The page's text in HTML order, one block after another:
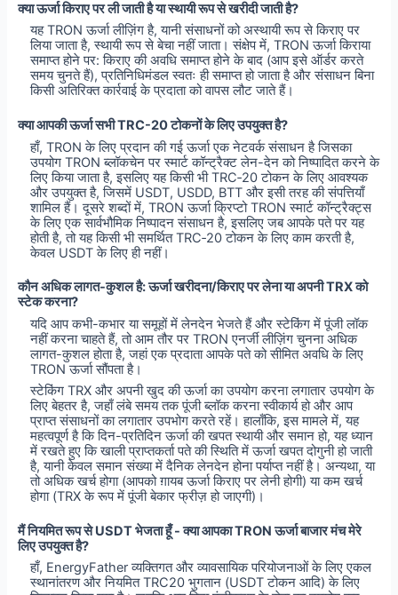
क्या ऊर्जा किराए पर ली जाती है या स्थायी रूप से खरीदी जाती है?
यह TRON ऊर्जा लीज़िंग है, यानी संसाधनों को अस्थायी रूप से किराए पर
लिया जाता है, स्थायी रूप से बेचा नहीं जाता। संक्षेप में, TRON ऊर्जा किराया
समाप्त होने पर: किराए की अवधि समाप्त होने के बाद (आप इसे ऑर्डर करते
समय चुनते हैं), प्रतिनिधिमंडल स्वतः ही समाप्त हो जाता है और संसाधन बिना
किसी अतिरिक्त कार्रवाई के प्रदाता को वापस लौट जाते हैं।
क्या आपकी ऊर्जा सभी TRC-20 टोकनों के लिए उपयुक्त है?
हाँ, TRON के लिए प्रदान की गई ऊर्जा एक नेटवर्क संसाधन है जिसका
उपयोग TRON ब्लॉकचेन पर स्मार्ट कॉन्ट्रैक्ट लेन-देन को निष्पादित करने के
लिए किया जाता है, इसलिए यह किसी भी TRC‑20 टोकन के लिए आवश्यक
और उपयुक्त है, जिसमें USDT, USDD, BTT और इसी तरह की संपत्तियाँ
शामिल हैं। दूसरे शब्दों में, TRON ऊर्जा क्रिप्टो TRON स्मार्ट कॉन्ट्रैक्ट्स
के लिए एक सार्वभौमिक निष्पादन संसाधन है, इसलिए जब आपके पते पर यह
होती है, तो यह किसी भी समर्थित TRC‑20 टोकन के लिए काम करती है,
केवल USDT के लिए ही नहीं।
कौन अधिक लागत-कुशल है: ऊर्जा खरीदना/किराए पर लेना या अपनी TRX को
स्टेक करना?
यदि आप कभी-कभार या समूहों में लेनदेन भेजते हैं और स्टेकिंग में पूंजी लॉक
नहीं करना चाहते हैं, तो आम तौर पर TRON एनर्जी लीज़िंग चुनना अधिक
लागत-कुशल होता है, जहां एक प्रदाता आपके पते को सीमित अवधि के लिए
TRON ऊर्जा सौंपता है।
स्टेकिंग TRX और अपनी खुद की ऊर्जा का उपयोग करना लगातार उपयोग के
लिए बेहतर है, जहाँ लंबे समय तक पूंजी ब्लॉक करना स्वीकार्य हो और आप
प्राप्त संसाधनों का लगातार उपभोग करते रहें। हालाँकि, इस मामले में, यह
महत्वपूर्ण है कि दिन-प्रतिदिन ऊर्जा की खपत स्थायी और समान हो, यह ध्यान
में रखते हुए कि खाली प्राप्तकर्ता पते की स्थिति में ऊर्जा खपत दोगुनी हो जाती
है, यानी केवल समान संख्या में दैनिक लेनदेन होना पर्याप्त नहीं है। अन्यथा, या
तो अधिक खर्च होगा (आपको ग़ायब ऊर्जा किराए पर लेनी होगी) या कम खर्च
होगा (TRX के रूप में पूंजी बेकार फ्रीज़ हो जाएगी)।
मैं नियमित रूप से USDT भेजता हूँ - क्या आपका TRON ऊर्जा बाजार मंच मेरे
लिए उपयुक्त है?
हाँ, EnergyFather व्यक्तिगत और व्यावसायिक परियोजनाओं के लिए एकल
स्थानांतरण और नियमित TRC20 भुगतान (USDT टोकन आदि) के लिए